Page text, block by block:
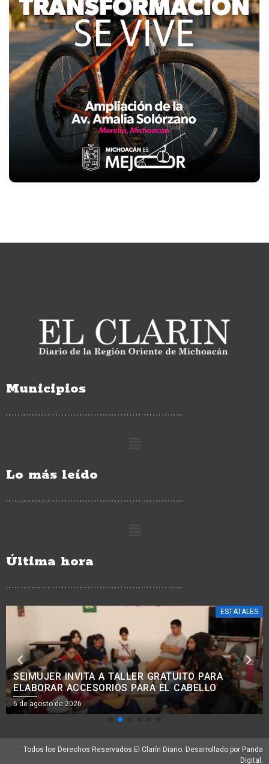
Municipios
Lo más leído
Última hora
CIUDAD HIDALGO
JEOVANA ALCÁNTAR DESTACA CREATIVIDAD Y
COMPROMISO DE ALUMNOS DE ARQUITECTURA DE
LA UNICLA
6 de agosto de 2026
Todos los Derechos Reservados El Clarín Diario. Desarrollado por Panda
Digital.